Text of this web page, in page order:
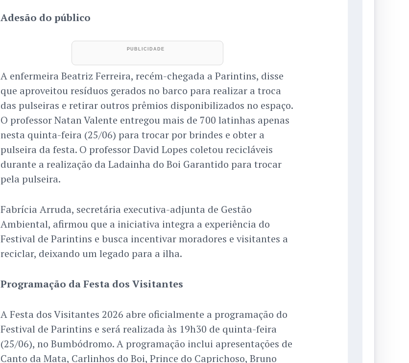
Adesão do público
A enfermeira Beatriz Ferreira, recém-chegada a Parintins, disse
que aproveitou resíduos gerados no barco para realizar a troca
das pulseiras e retirar outros prêmios disponibilizados no espaço.
O professor Natan Valente entregou mais de 700 latinhas apenas
nesta quinta-feira (25/06) para trocar por brindes e obter a
pulseira da festa. O professor David Lopes coletou recicláveis
durante a realização da Ladainha do Boi Garantido para trocar
pela pulseira.
Fabrícia Arruda, secretária executiva-adjunta de Gestão
Ambiental, afirmou que a iniciativa integra a experiência do
Festival de Parintins e busca incentivar moradores e visitantes a
reciclar, deixando um legado para a ilha.
Programação da Festa dos Visitantes
A Festa dos Visitantes 2026 abre oficialmente a programação do
Festival de Parintins e será realizada às 19h30 de quinta-feira
(25/06), no Bumbódromo. A programação inclui apresentações de
Canto da Mata, Carlinhos do Boi, Prince do Caprichoso, Bruno